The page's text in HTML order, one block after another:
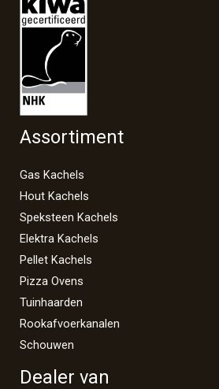
Assortiment
Gas Kachels
Hout Kachels
Speksteen Kachels
Elektra Kachels
Pellet Kachels
Pizza Ovens
Tuinhaarden
Rookafvoerkanalen
Schouwen
Dealer van